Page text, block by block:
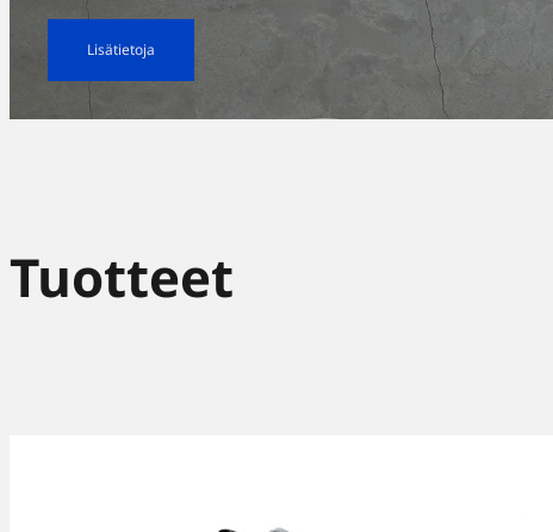
Lisätietoja
Tuotteet